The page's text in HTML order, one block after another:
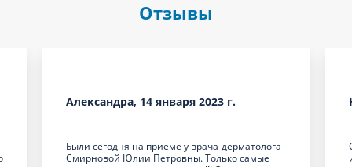
Отзывы
Александра, 14 января 2023 г.
Были сегодня на приеме у врача-дерматолога
Смирновой Юлии Петровны. Только самые